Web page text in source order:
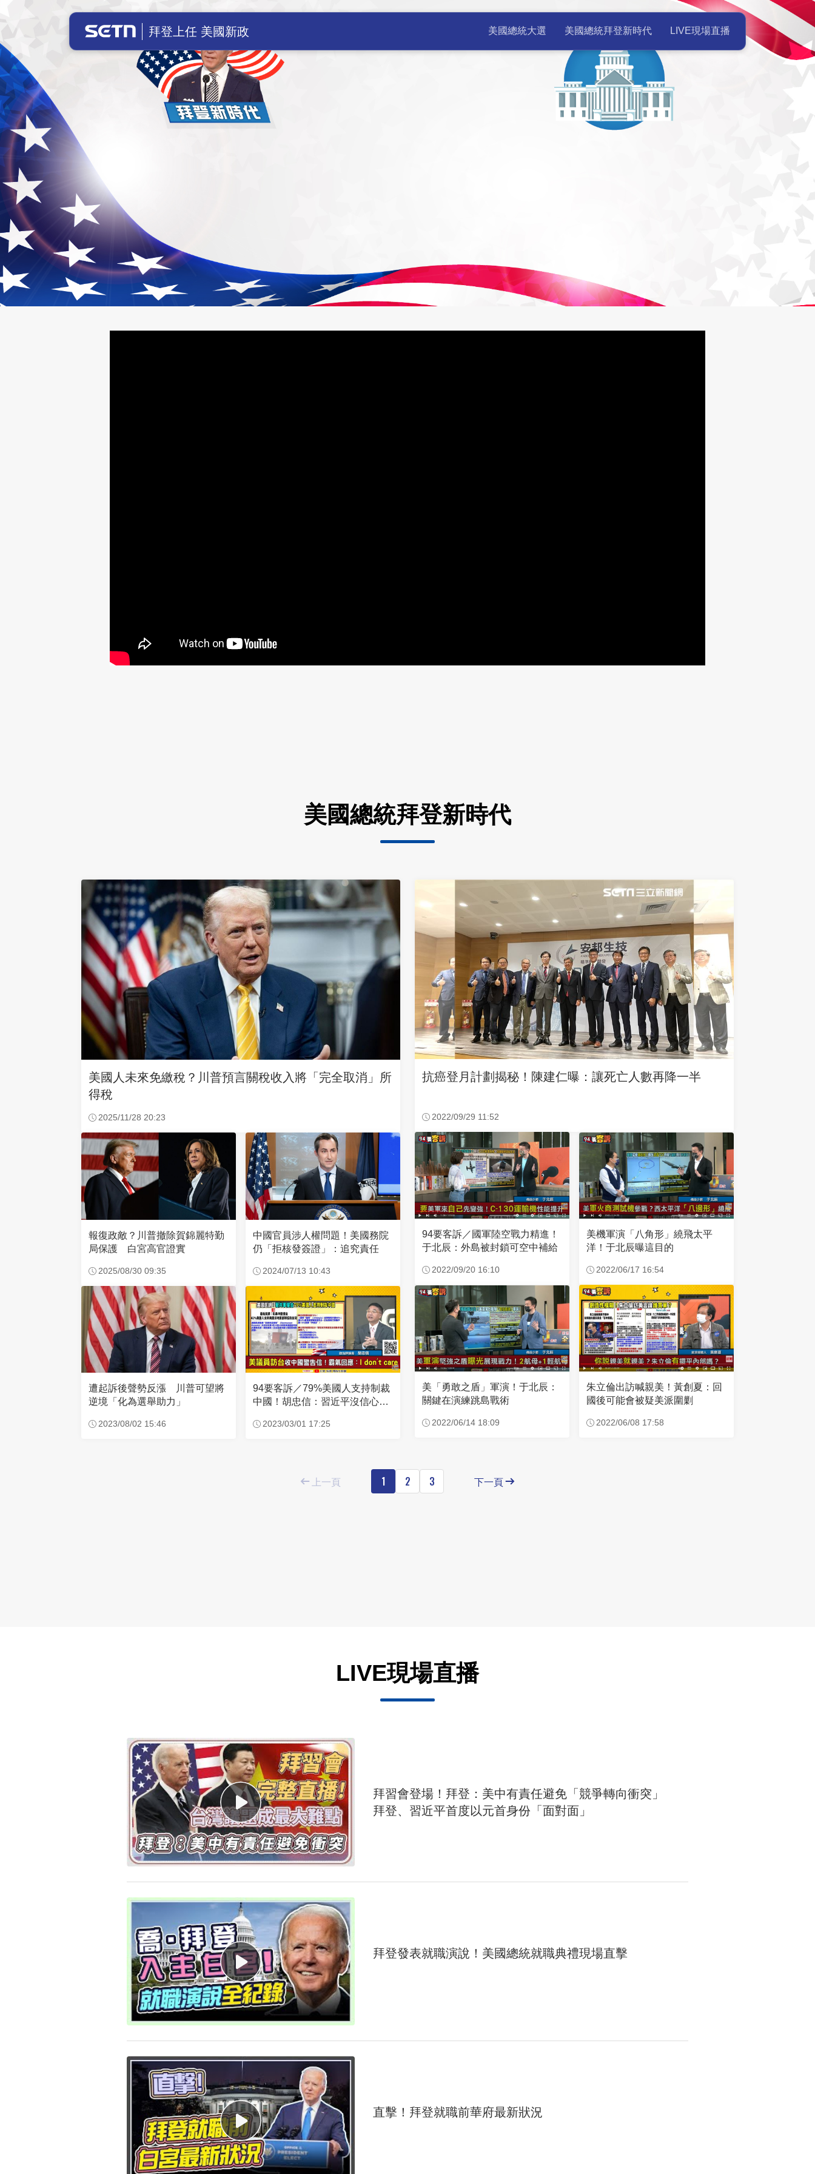
美國總統拜登上任！川普成立前總統辦公室 | 美國新聞 不斷更新 | 美國總統就職典禮Live現場
拜登上任 美國新政 美國總統大選 美國總統拜登新時代 LIVE現場直播
美國總統拜登新時代
美國人未來免繳稅？川普預言關稅收入將「完全取消」所
得稅
2025/11/28 20:23
報復政敵？川普撤除賀錦麗特勤
局保護 白宮高官證實
2025/08/30 09:35
中國官員涉人權問題！美國務院
仍「拒核發簽證」：追究責任
2024/07/13 10:43
遭起訴後聲勢反漲 川普可望將
逆境「化為選舉助力」
2023/08/02 15:46
94要客訴／79%美國人支持制裁
中國！胡忠信：習近平沒信心成
2023/03/01 17:25
抗癌登月計劃揭秘！陳建仁曝：讓死亡人數再降一半
2022/09/29 11:52
94要客訴／國軍陸空戰力精進！
于北辰：外島被封鎖可空中補給
2022/09/20 16:10
美機軍演「八角形」繞飛太平
洋！于北辰曝這目的
2022/06/17 16:54
美「勇敢之盾」軍演！于北辰：
關鍵在演練跳島戰術
2022/06/14 18:09
朱立倫出訪喊親美！黃創夏：回
國後可能會被疑美派圍剿
2022/06/08 17:58
上一頁 1 2 3 下一頁
LIVE現場直播
拜習會登場！拜登：美中有責任避免「競爭轉向衝突」
拜登、習近平首度以元首身份「面對面」
拜登發表就職演說！美國總統就職典禮現場直擊
直擊！拜登就職前華府最新狀況